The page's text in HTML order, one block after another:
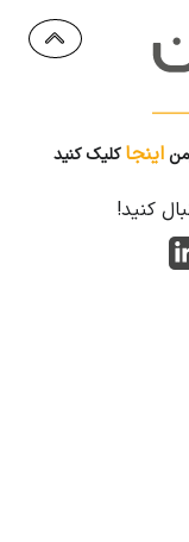
اینجاکلیک کنید
کنید!